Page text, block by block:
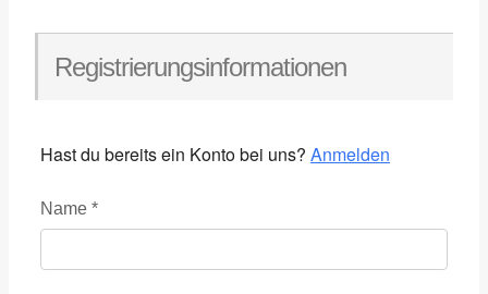
Registrierungsinformationen
Hast du bereits ein Konto bei uns? Anmelden
Name *